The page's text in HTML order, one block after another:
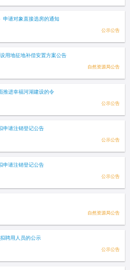
申请对象直接选房的通知
公示公告
用地征地补偿安置方案公告
自然资源局公告
推进幸福河湖建设的令
公示公告
申请注销登记公告
公示公告
申请注销登记公告
公示公告
自然资源局公告
聘用人员的公示
公示公告